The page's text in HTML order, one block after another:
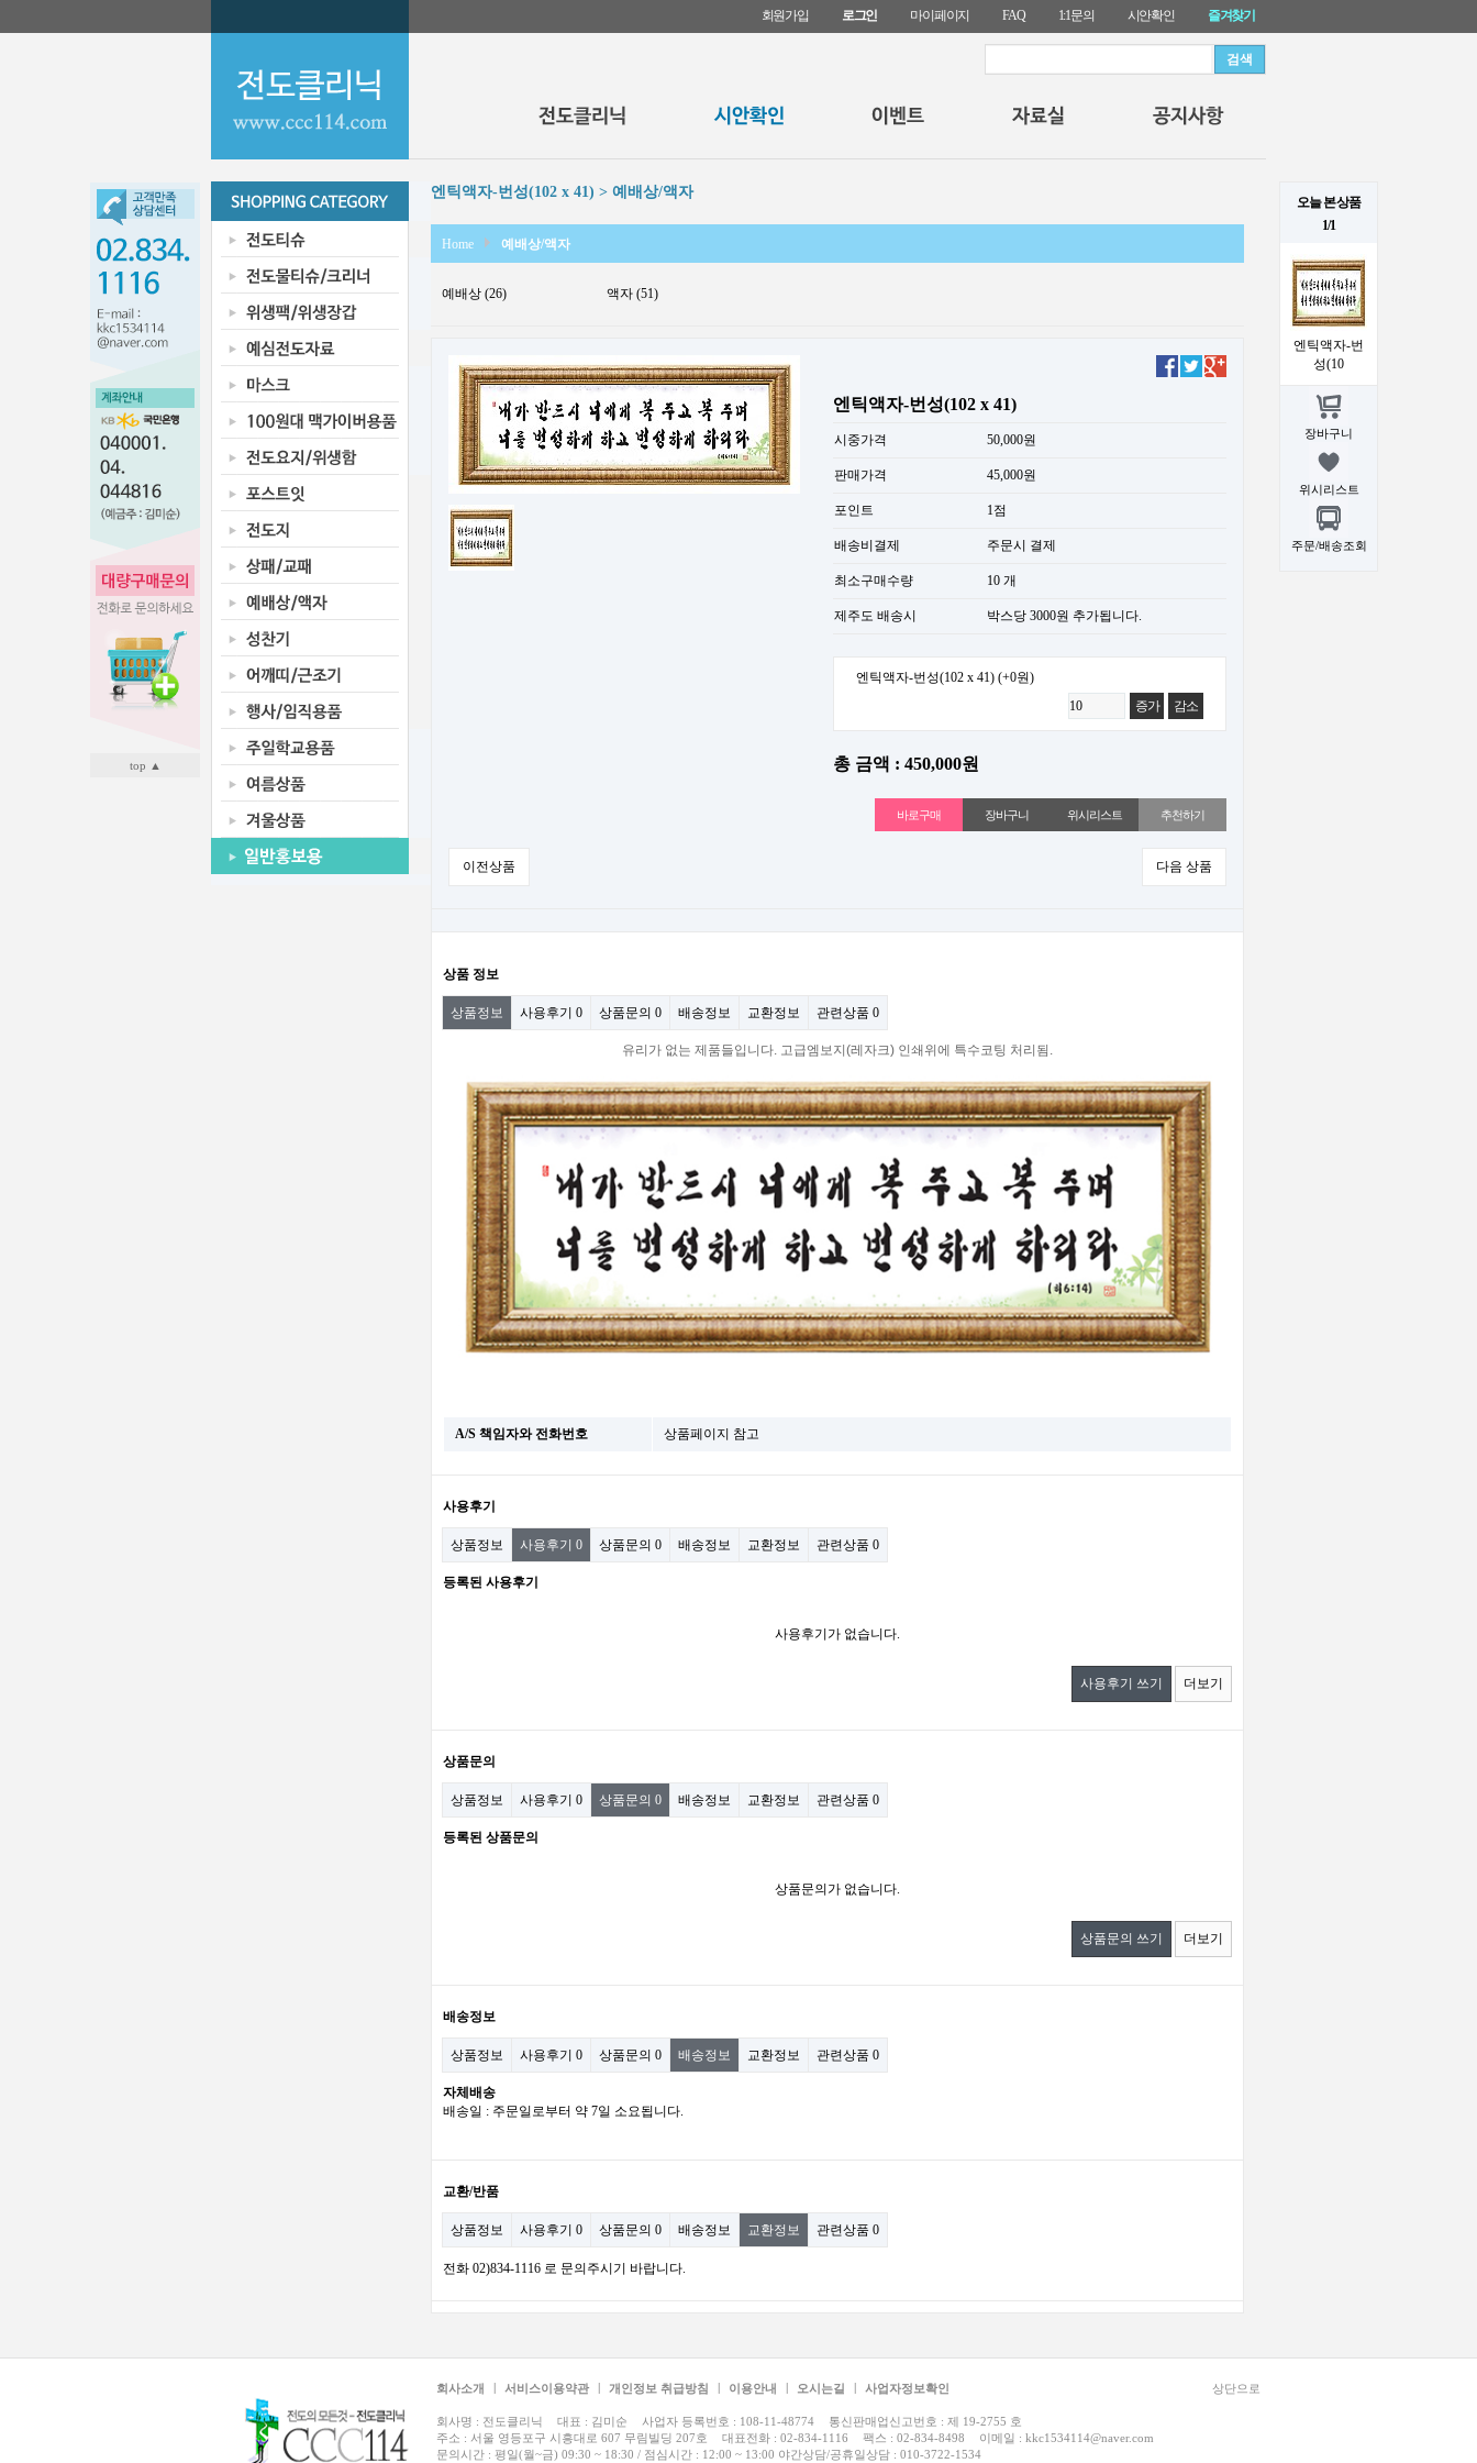
top ▲
회원가입 로그인 마이페이지 FAQ 1:1문의 시안확인 즐겨찾기
오늘 본 상품
1/1
엔틱액자-번
성(10
장바구니
위시리스트
주문/배송조회
엔틱액자-번성(102 x 41) > 예배상/액자
Home 예배상/액자
예배상 (26) 액자 (51)
엔틱액자-번성(102 x 41)
시중가격 50,000원
판매가격 45,000원
포인트 1점
배송비결제 주문시 결제
최소구매수량 10 개
제주도 배송시 박스당 3000원 추가됩니다.
엔틱액자-번성(102 x 41) (+0원)
증가
감소
총 금액 : 450,000원
위시리스트 추천하기
이전상품 다음 상품
상품 정보
상품정보 사용후기 0 상품문의 0 배송정보 교환정보 관련상품 0
유리가 없는 제품들입니다. 고급엠보지(레자크) 인쇄위에 특수코팅 처리됨.
A/S 책임자와 전화번호 상품페이지 참고
사용후기
상품정보 사용후기 0 상품문의 0 배송정보 교환정보 관련상품 0
등록된 사용후기
사용후기가 없습니다.
사용후기 쓰기 더보기
상품문의
상품정보 사용후기 0 상품문의 0 배송정보 교환정보 관련상품 0
등록된 상품문의
상품문의가 없습니다.
상품문의 쓰기 더보기
배송정보
상품정보 사용후기 0 상품문의 0 배송정보 교환정보 관련상품 0
자체배송
배송일 : 주문일로부터 약 7일 소요됩니다.
교환/반품
상품정보 사용후기 0 상품문의 0 배송정보 교환정보 관련상품 0
전화 02)834-1116 로 문의주시기 바랍니다.
회사소개 | 서비스이용약관 | 개인정보 취급방침 | 이용안내 | 오시는길 | 사업자정보확인
회사명 : 전도클리닉 대표 : 김미순 사업자 등록번호 : 108-11-48774 통신판매업신고번호 : 제 19-2755 호
주소 : 서울 영등포구 시흥대로 607 무림빌딩 207호 대표전화 : 02-834-1116 팩스 : 02-834-8498 이메일 : kkc1534114@naver.com
문의시간 : 평일(월~금) 09:30 ~ 18:30 / 점심시간 : 12:00 ~ 13:00 야간상담/공휴일상담 : 010-3722-1534
상단으로